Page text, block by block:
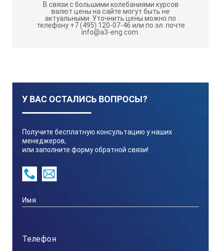
Отношение расстояние : пятно
0,95
предустановленная
Разрешение пирометра
0,1°С
8,0~14,0мкм
В связи с большими колебаниями курсов
валют цены на сайте могут быть не
актуальными. Уточнить цены можно по
телефону +7 (495) 120-07-46 или по эл. почте
info@a3-eng.com.
У ВАС ОСТАЛИСЬ ВОПРОСЫ?
Получите бесплатную консультацию у наших
менеджеров,
или заполните форму обратной связи!